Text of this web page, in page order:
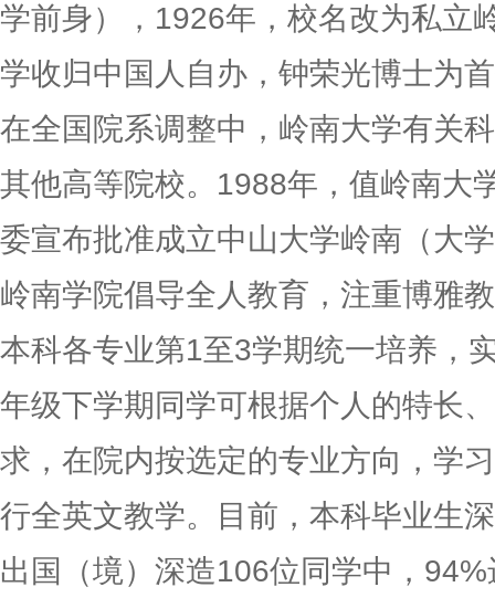
学前身），1926年，校名改为私立
学收归中国人自办，钟荣光博士为
在全国院系调整中，岭南大学有关
其他高等院校。1988年，值岭南大
委宣布批准成立中山大学岭南（大
岭南学院倡导全人教育，注重博雅
本科各专业第1至3学期统一培养，
年级下学期同学可根据个人的特长
求，在院内按选定的专业方向，学
行全英文教学。目前，本科毕业生
出国（境）深造106位同学中，